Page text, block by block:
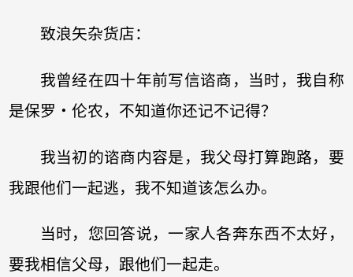
致浪矢杂货店：
我曾经在四十年前写信谘商，当时，我自称
是保罗‧伦农，不知道你还记不记得？
我当初的谘商内容是，我父母打算跑路，要
我跟他们一起逃，我不知道该怎么办。
当时，您回答说，一家人各奔东西不太好，
要我相信父母，跟他们一起走。